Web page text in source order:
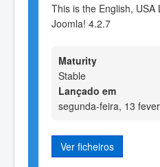
This is the English,
Joomla! 4.2.7
Maturity
Stable
Lançado em
segunda-feira, 13
Ver ficheiros